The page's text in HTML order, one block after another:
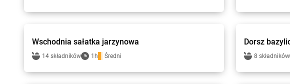
Gotuję z Lewiatanem
Wschodnia sałatka jarzynowa
14 składników 1h Średni
Dorsz
8 składników
Gotuję z Lewiatanem